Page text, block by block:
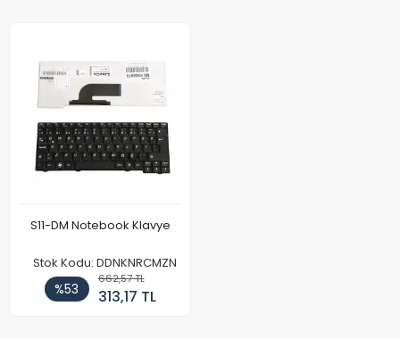
S11-DM Notebook Klavye
Stok Kodu: DDNKNRCMZN
%53
662,57 TL
313,17 TL